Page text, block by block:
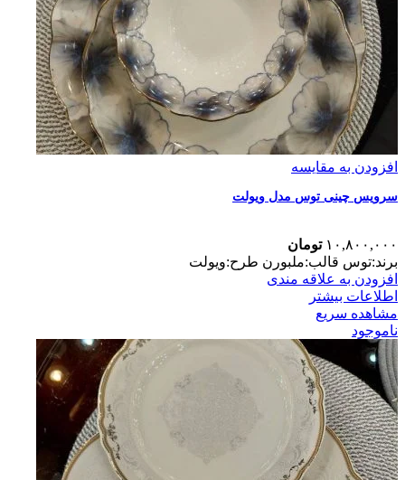
افزودن به مقایسه
سرویس چینی توس مدل ویولت
۱۰,۸۰۰,۰۰۰ تومان
برند:توس قالب:ملبورن طرح:ویولت
افزودن به علاقه مندی
اطلاعات بیشتر
مشاهده سریع
ناموجود